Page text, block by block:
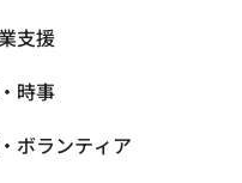
支援
時事
ボランティア